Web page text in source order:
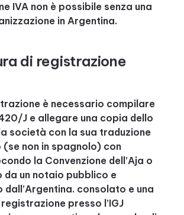
IVA non è possibile senza una
in Argentina.
di registrazione
è necessario compilare
J e allegare una copia dello
società con la sua traduzione
(se non in spagnolo) con
la Convenzione dell’Aja o
un notaio pubblico e
dall’Argentina. consolato e una
presso l’IGJ